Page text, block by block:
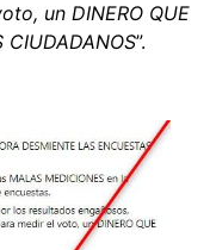
un DINERO QUE
CIUDADANOS”.